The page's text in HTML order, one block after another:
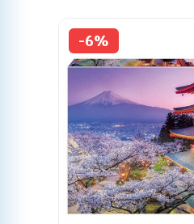
-6%